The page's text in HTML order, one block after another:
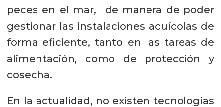
peces en el mar, de manera de poder
gestionar las instalaciones acuícolas de
forma eficiente, tanto en las tareas de
alimentación, como de protección y
cosecha.
En la actualidad, no existen tecnologías